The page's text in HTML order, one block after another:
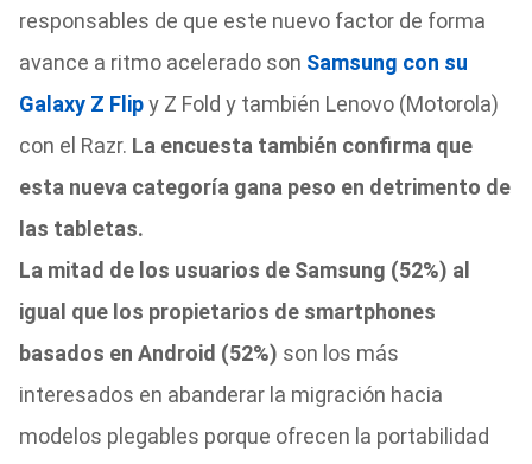
responsables de que este nuevo factor de forma
avance a ritmo acelerado son Samsung con su
Galaxy Z Flipy Z Fold y también Lenovo (Motorola)
con el Razr. La encuesta también confirma que
esta nueva categoría gana peso en detrimento de
las tabletas.
La mitad de los usuarios de Samsung (52%) al
igual que los propietarios de smartphones
basados en Android (52%) son los más
interesados en abanderar la migración hacia
modelos plegables porque ofrecen la portabilidad